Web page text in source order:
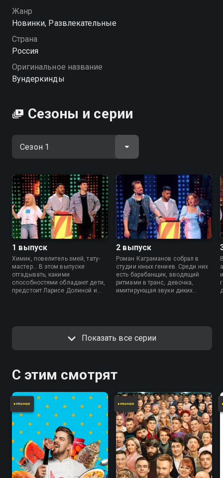
деньги, а за неправильный — денежный приз
достанется вундеркиндам.
Жанр
Новинки, Развлекательные
Страна
Россия
Оригинальное название
Вундеркинды
Сезоны и серии
1 выпуск
Химик, повелитель змей, тату-
мастер… В этом выпуске
отгадывать, какими
способностями обладают дети,
предстоит Ларисе Долиной и
2 выпуск
Роман Каграманов собрал в
студии юных гениев. Среди них
есть барабанщик, вводящий
ритмами в транс, девочка,
имитирующая звуки диких
Александр Пушной?
Показать все серии
С этим смотрят